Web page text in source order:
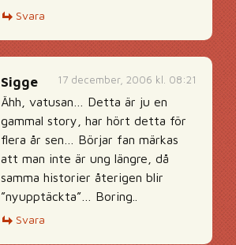
Svara
17 december, 2006 kl. 08:21
Sigge
Ähh, vatusan… Detta är ju en
gammal story, har hört detta för
flera år sen… Börjar fan märkas
att man inte är ung längre, då
samma historier återigen blir
”nyupptäckta”… Boring..
Svara